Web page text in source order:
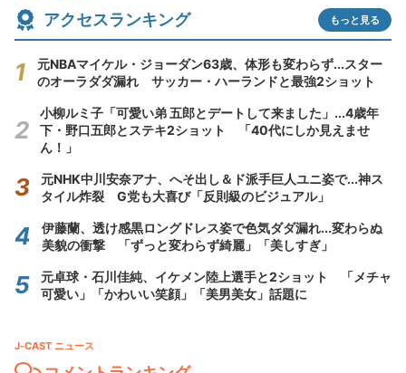
アクセスランキング もっと見る
元NBAマイケル・ジョーダン63歳、体形も変わらず...スター
のオーラダダ漏れ サッカー・ハーランドと最強2ショット
小柳ルミ子「可愛い弟 五郎とデートして来ました」...4歳年
下・野口五郎とステキ2ショット 「40代にしか見えませ
ん！」
元NHK中川安奈アナ、へそ出し＆ド派手巨人ユニ姿で...神ス
タイル炸裂 G党も大喜び「反則級のビジュアル」
伊藤蘭、透け感黒ロングドレス姿で色気ダダ漏れ...変わらぬ
美貌の衝撃 「ずっと変わらず綺麗」「美しすぎ」
元卓球・石川佳純、イケメン陸上選手と2ショット 「メチャ
可愛い」「かわいい笑顔」「美男美女」話題に
J-CAST ニュース